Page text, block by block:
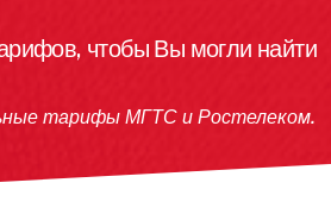
чтобы Вы могли найти
тарифы МГТС и Ростелеком.